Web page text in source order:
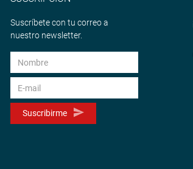
Suscríbete con tu correo a
nuestro newsletter.
Suscribirme